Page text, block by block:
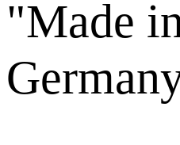
"Made